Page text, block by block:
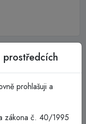
Sentry™
jehly, které
poraněním jehlou a
prostředcích
prohlašuji a
zákona č. 40/1995